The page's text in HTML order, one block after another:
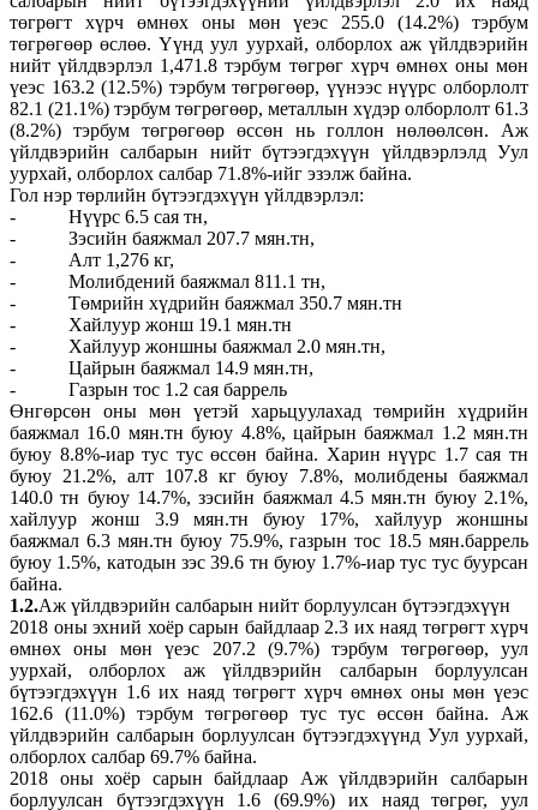
төгрөгт хүрч өмнөх оны мөн үеэс 255.0 (14.2%) тэрбум
төгрөгөөр өслөө. Үүнд уул уурхай, олборлох аж үйлдвэрийн
нийт үйлдвэрлэл 1,471.8 тэрбум төгрөг хүрч өмнөх оны мөн
үеэс 163.2 (12.5%) тэрбум төгрөгөөр, үүнээс нүүрс олборлолт
82.1 (21.1%) тэрбум төгрөгөөр, металлын хүдэр олборлолт 61.3
(8.2%) тэрбум төгрөгөөр өссөн нь голлон нөлөөлсөн. Аж
үйлдвэрийн салбарын нийт бүтээгдэхүүн үйлдвэрлэлд Уул
уурхай, олборлох салбар 71.8%-ийг эзэлж байна.
Гол нэр төрлийн бүтээгдэхүүн үйлдвэрлэл:
- Нүүрс 6.5 сая тн,
- Зэсийн баяжмал 207.7 мян.тн,
- Алт 1,276 кг,
- Молибдений баяжмал 811.1 тн,
- Төмрийн хүдрийн баяжмал 350.7 мян.тн
- Хайлуур жонш 19.1 мян.тн
- Хайлуур жоншны баяжмал 2.0 мян.тн,
- Цайрын баяжмал 14.9 мян.тн,
- Газрын тос 1.2 сая баррель
Өнгөрсөн оны мөн үетэй харьцуулахад төмрийн хүдрийн
баяжмал 16.0 мян.тн буюу 4.8%, цайрын баяжмал 1.2 мян.тн
буюу 8.8%-иар тус тус өссөн байна. Харин нүүрс 1.7 сая тн
буюу 21.2%, алт 107.8 кг буюу 7.8%, молибдены баяжмал
140.0 тн буюу 14.7%, зэсийн баяжмал 4.5 мян.тн буюу 2.1%,
хайлуур жонш 3.9 мян.тн буюу 17%, хайлуур жоншны
баяжмал 6.3 мян.тн буюу 75.9%, газрын тос 18.5 мян.баррель
буюу 1.5%, катодын зэс 39.6 тн буюу 1.7%-иар тус тус буурсан
байна.
1.2.Аж үйлдвэрийн салбарын нийт борлуулсан бүтээгдэхүүн
2018 оны эхний хоёр сарын байдлаар 2.3 их наяд төгрөгт хүрч
өмнөх оны мөн үеэс 207.2 (9.7%) тэрбум төгрөгөөр, уул
уурхай, олборлох аж үйлдвэрийн салбарын борлуулсан
бүтээгдэхүүн 1.6 их наяд төгрөгт хүрч өмнөх оны мөн үеэс
162.6 (11.0%) тэрбум төгрөгөөр тус тус өссөн байна. Аж
үйлдвэрийн салбарын борлуулсан бүтээгдэхүүнд Уул уурхай,
олборлох салбар 69.7% байна.
2018 оны хоёр сарын байдлаар Аж үйлдвэрийн салбарын
борлуулсан бүтээгдэхүүн 1.6 (69.9%) их наяд төгрөг, уул